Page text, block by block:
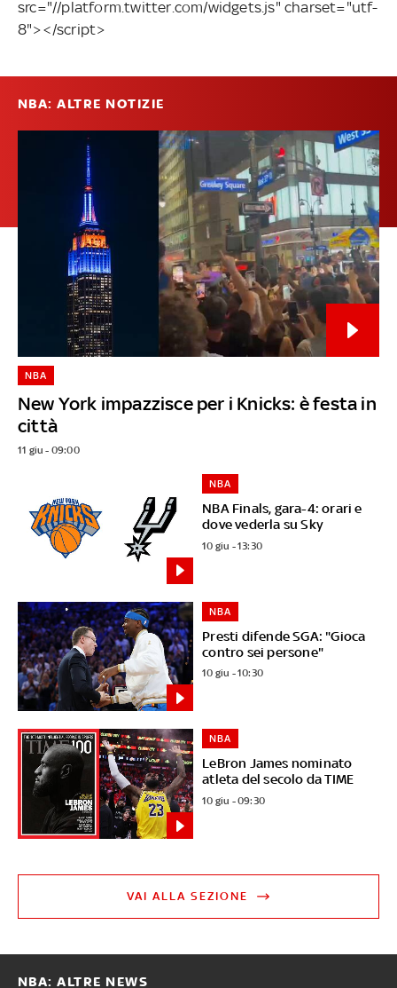
src="//platform.twitter.com/widgets.js" charset="utf-
8"></script>
NBA: ALTRE NOTIZIE
New York impazzisce per i Knicks: è festa in
città
NBA
11 giu - 09:00
NBA Finals, gara-4: orari e
dove vederla su Sky
NBA
10 giu - 13:30
Presti difende SGA: "Gioca
contro sei persone"
NBA
10 giu - 10:30
LeBron James nominato
atleta del secolo da TIME
NBA
10 giu - 09:30
VAI ALLA SEZIONE
NBA: ALTRE NEWS